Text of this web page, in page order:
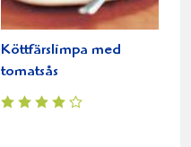
Köttfärslimpa med
tomatsås